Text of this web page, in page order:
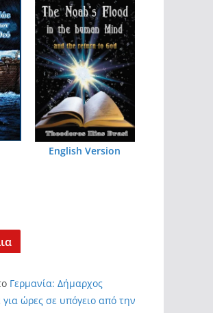
English Version
Γερμανία: Δήμαρχος
ώρες σε υπόγειο από την